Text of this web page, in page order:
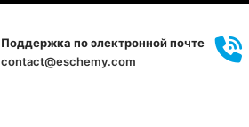
Поддержка по электронной почте
contact@eschemy.com